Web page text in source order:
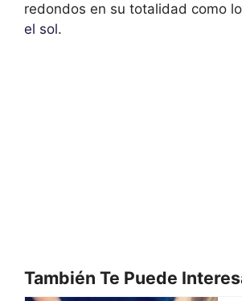
redondos en su totalidad como
el sol.
También Te Puede